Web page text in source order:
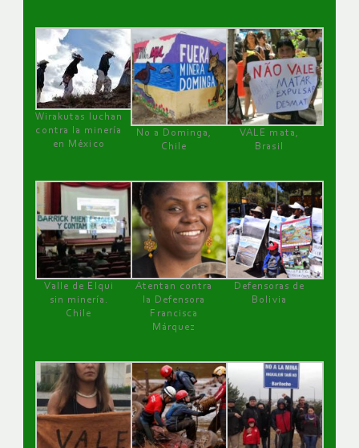
Wirakutas luchan
contra la minería
en México
No a Dominga,
Chile
VALE mata,
Brasil
Valle de Elqui
sin minería.
Chile
Atentan contra
la Defensora
Francisca
Márquez
Defensoras de
Bolivia